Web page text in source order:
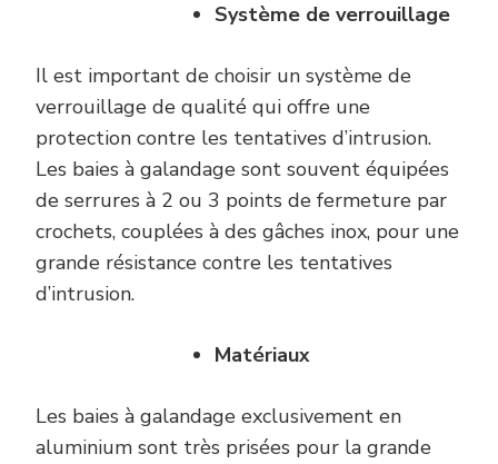
Système de verrouillage
Il est important de choisir un système de
verrouillage de qualité qui offre une
protection contre les tentatives d’intrusion.
Les baies à galandage sont souvent équipées
de serrures à 2 ou 3 points de fermeture par
crochets, couplées à des gâches inox, pour une
grande résistance contre les tentatives
d’intrusion.
Matériaux
Les baies à galandage exclusivement en
aluminium sont très prisées pour la grande